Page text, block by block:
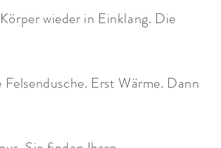
wieder in Einklang. Die
Erst Wärme. Dann